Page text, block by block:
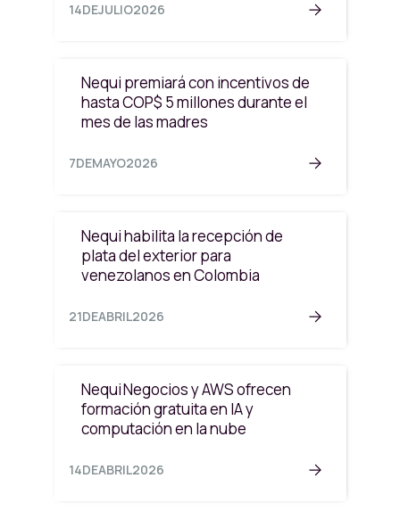
14DEJULIO2026
Nequi premiará con incentivos de
hasta COP$ 5 millones durante el
mes de las madres
7DEMAYO2026
Nequi habilita la recepción de
plata del exterior para
venezolanos en Colombia
21DEABRIL2026
Nequi Negocios y AWS ofrecen
formación gratuita en IA y
computación en la nube
14DEABRIL2026